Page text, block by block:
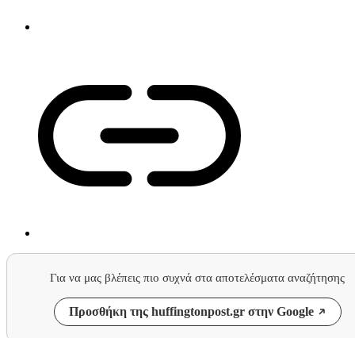
Για να μας βλέπεις πιο συχνά στα αποτελέσματα αναζήτησης
Προσθήκη της huffingtonpost.gr στην Google